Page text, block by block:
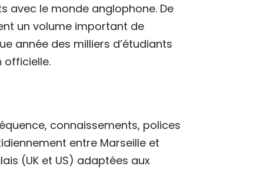
avec le monde anglophone. De
un volume important de
année des milliers d’étudiants
officielle.
connaissements, polices
entre Marseille et
(UK et US) adaptées aux